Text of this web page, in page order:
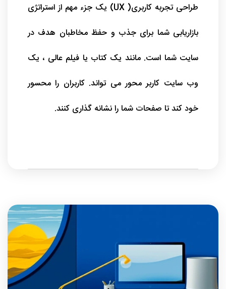
طراحی تجربه کاربری( UX) یک جزء مهم از استراتژی
بازاریابی شما برای جذب و حفظ مخاطبان هدف در
سایت شما است. مانند یک کتاب یا فیلم عالی ، یک
وب سایت کاربر محور می تواند. کاربران را محسور
خود کند تا صفحات شما را نشانه گذاری کنند.